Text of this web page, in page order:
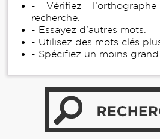
- Vérifiez
recherche.
- Essayez d'autres mots.
- Utilisez des mots clés
- Spécifiez un moins